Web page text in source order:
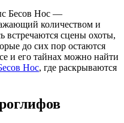
Бесов Нос —
количеством и
встречаются сцены охоты,
до сих пор остаются
и его тайнах можно найти
Нос, где раскрываются